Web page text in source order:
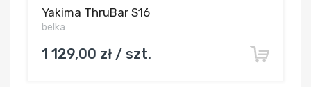
Yakima ThruBar S16
belka
1 129,00 zł / szt.